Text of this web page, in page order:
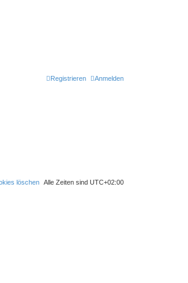
Anmelden
Registrieren
Alle Zeiten sind UTC+02:00
löschen